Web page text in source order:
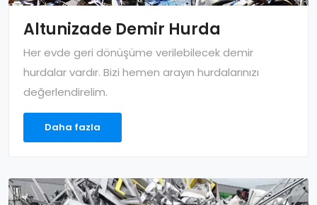
Altunizade Demir Hurda
Her evde geri dönüşüme verilebilecek demir
hurdalar vardır. Bizi hemen arayın hurdalarınızı
değerlendirelim.
Daha fazla